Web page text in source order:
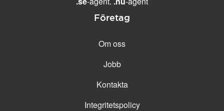
Företag
Om oss
Jobb
Kontakta
Integritetspolicy